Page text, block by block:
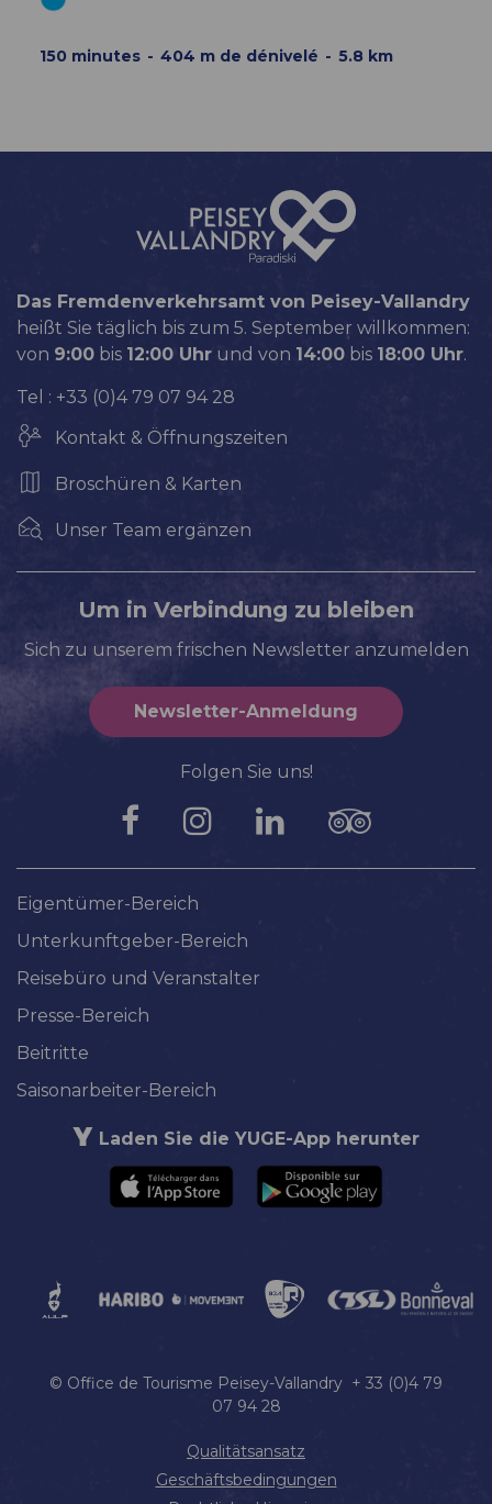
150 minutes 404 m de dénivelé 5.8 km
Das Fremdenverkehrsamt von Peisey-Vallandry
heißt Sie täglich bis zum 5. September willkommen:
von 9:00 bis 12:00 Uhr und von 14:00 bis 18:00 Uhr.
Tel : +33 (0)4 79 07 94 28
Kontakt & Öffnungszeiten
Broschüren & Karten
Unser Team ergänzen
Um in Verbindung zu bleiben
Sich zu unserem frischen Newsletter anzumelden
Newsletter-Anmeldung
Folgen Sie uns!
Eigentümer-Bereich
Unterkunftgeber-Bereich
Reisebüro und Veranstalter
Presse-Bereich
Beitritte
Saisonarbeiter-Bereich
Laden Sie die YUGE-App herunter
© Office de Tourisme Peisey-Vallandry + 33 (0)4 79
07 94 28
Qualitätsansatz
Geschäftsbedingungen